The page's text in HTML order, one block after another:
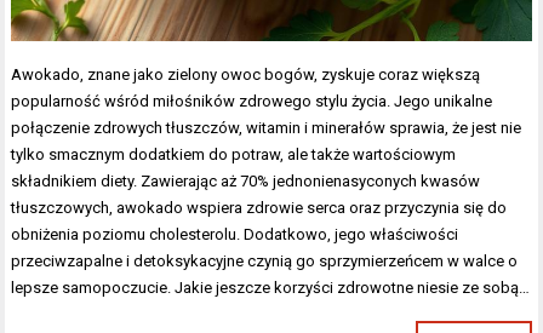
Awokado, znane jako zielony owoc bogów, zyskuje coraz większą
popularność wśród miłośników zdrowego stylu życia. Jego unikalne
połączenie zdrowych tłuszczów, witamin i minerałów sprawia, że jest nie
tylko smacznym dodatkiem do potraw, ale także wartościowym
składnikiem diety. Zawierając aż 70% jednonienasyconych kwasów
tłuszczowych, awokado wspiera zdrowie serca oraz przyczynia się do
obniżenia poziomu cholesterolu. Dodatkowo, jego właściwości
przeciwzapalne i detoksykacyjne czynią go sprzymierzeńcem w walce o
lepsze samopoczucie. Jakie jeszcze korzyści zdrowotne niesie ze sobą…